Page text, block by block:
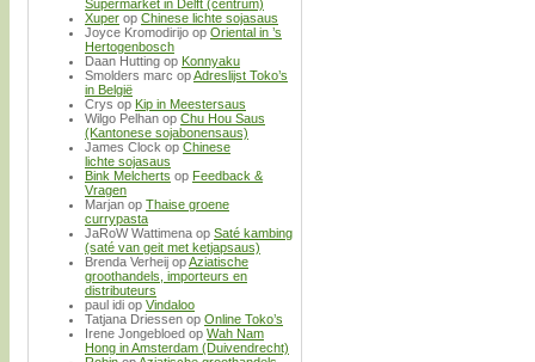
Supermarket in Delft (centrum)
Xuper op Chinese lichte sojasaus
Joyce Kromodirijo op Oriental in ’s
Hertogenbosch
Daan Hutting op Konnyaku
Smolders marc opAdreslijst Toko’s
in België
Crys op Kip in Meestersaus
Wilgo Pelhan op Chu Hou Saus
(Kantonese sojabonensaus)
James Clock op Chinese
lichte sojasaus
Bink Melcherts op Feedback &
Vragen
Marjan op Thaise groene
currypasta
JaRoW Wattimena op Saté kambing
(saté van geit met ketjapsaus)
Brenda Verheij opAziatische
groothandels, importeurs en
distributeurs
paul idi op Vindaloo
Tatjana Driessen op Online Toko’s
Irene Jongebloed op Wah Nam
Hong in Amsterdam (Duivendrecht)